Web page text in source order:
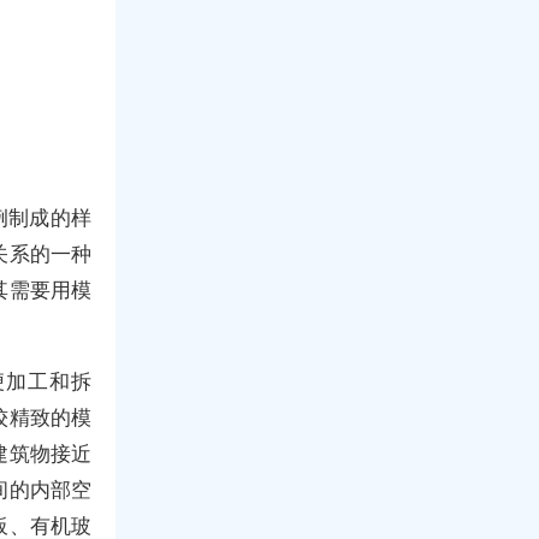
制成的样
系的一种
需要用模
工和拆
精致的模
筑物接近
的内部空
、有机玻